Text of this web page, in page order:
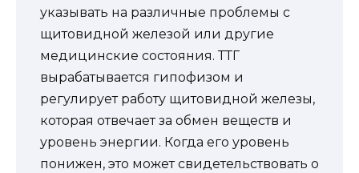
указывать на различные проблемы с
щитовидной железой или другие
медицинские состояния. ТТГ
вырабатывается гипофизом и
регулирует работу щитовидной железы,
которая отвечает за обмен веществ и
уровень энергии. Когда его уровень
понижен, это может свидетельствовать о